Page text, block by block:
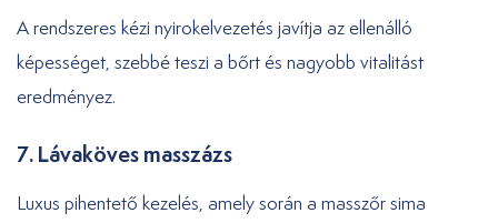
A rendszeres kézi nyirokelvezetés javítja az ellenálló
képességet, szebbé teszi a bőrt és nagyobb vitalitást
eredményez.
7. Lávaköves masszázs
Luxus pihentető kezelés, amely során a masszőr sima